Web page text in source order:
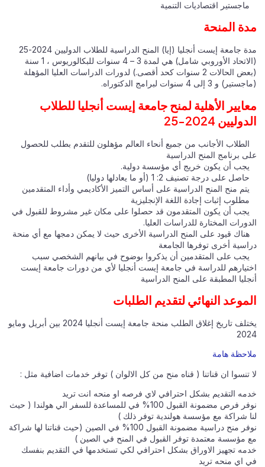
ماجستير اقتصاديات التنمية
مدة المنحة
مدة جامعة إيست أنجليا (إيا) المنح الدراسية للطلاب الدوليين 2024-25
(الاتحاد الأوروبي شامل) هي لمدة 3 – 4 سنوات للبكالوريوس ، 1 سنة
(بعض الحالات 2 سنوات كحد أقصى.) لدورات الدراسات العليا المؤهلة
(ماجستير) و 3 إلى 4 سنوات لبرامج الدكتوراه.
معايير الأهلية لمنح جامعة إيست أنجليا للطلاب
الدوليين 2024-25
الطلاب الأجانب من جميع أنحاء العالم مؤهلون للتقدم بطلب للحصول
على برنامج المنح الدراسية
يجب أن يكون خريج أي مؤسسة دولية.
حاصل على درجة تصنيف 2: 1 (أو ما يعادلها دوليا)
يتم منح المنح الدراسية على أساس التميز الأكاديمي وأداء المتقدمين
مطلوب إثبات إجادة اللغة الإنجليزية
يجب أن يكون المتقدمون قد حصلوا على مكان غير مشروط للقبول في
الدورات المختارة للدراسات العليا.
هناك قيود على المنح الدراسية الأخرى حيث لا يمكن دمجها مع أي منحة
دراسية أخرى توفرها الجامعة
يجب على المتقدمين أن يذكروا بوضوح في بيانهم الشخصي سبب
اختيارهم للدراسة في جامعة إيست أنجليا لأي من دورات جامعة إيست
أنجليا المطبقة على المنح الدراسية
الموعد النهائي لتقديم الطلبات
يختلف تاريخ إغلاق الطلب منحة جامعة إيست أنجليا 2024 بين أبريل ومايو
2024
ملاحظة هامة
لا تنسوا ان قناتنا ( قناه منح من كل الالوان ) توفر خدمات اضافية مثل :
خدمه التقديم بشكل احترافي لاي فرصه او منحه انت تريد
نوفر فرص مضمونة القبول 100% في للمساعدة للسفر الي هولندا ( حيث
لنا شراكة مع مؤسسة هولندية توفر ذلك )
نوفر منح دراسية مضمونة القبول 100% في الصين (حيث قناتنا لها شراكة
مع مؤسسة معتمدة توفر القبول في المنح في الصين )
خدمه تجهيز الاوراق بشكل احترافي لكي تستخدمها في التقديم بنفسك
في اي منحه تريد